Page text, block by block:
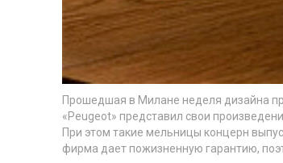
Прошедшая в Милане неделя дизайна
«Peugeot» представил свои
При этом такие мельницы концерн
фирма дает пожизненную гарантию,